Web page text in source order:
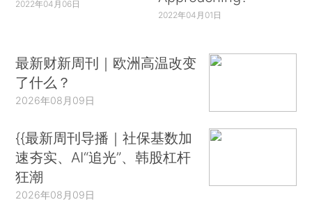
2022年04月06日
2022年04月01日
最新财新周刊｜欧洲高温改变
了什么？
2026年08月09日
{{最新周刊导播｜社保基数加
速夯实、AI“追光”、韩股杠杆
狂潮
2026年08月09日